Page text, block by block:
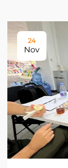
24
Nov